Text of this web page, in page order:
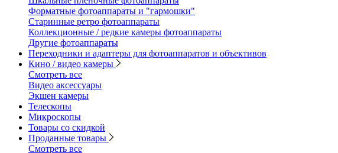
Форматные фотоаппараты и "гармошки"
Старинные ретро фотоаппараты
Коллекционные / редкие камеры фотоаппараты
Другие фотоаппараты
Переходники и адаптеры для фотоаппаратов и объективов
Кино / видео камеры
Смотреть все
Видео аксессуары
Экшен камеры
Телескопы
Микроскопы
Товары со скидкой
Проданные товары
Смотреть все